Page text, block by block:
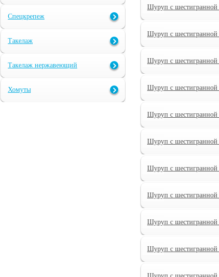
Спецкрепеж
Такелаж
Такелаж нержавеющий
Хомуты
Шуруп с
Шуруп с
Шуруп с
Шуруп с
Шуруп с
Шуруп с
Шуруп с
Шуруп с
Шуруп с
Шуруп с